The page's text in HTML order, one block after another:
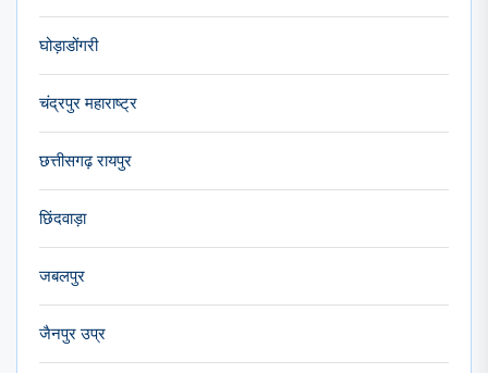
घोड़ाडोंगरी
चंद्रपुर महाराष्ट्र
छत्तीसगढ़ रायपुर
छिंदवाड़ा
जबलपुर
जैनपुर उप्र